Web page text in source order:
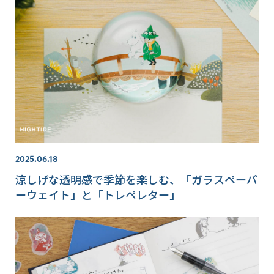
2025.06.18
涼しげな透明感で季節を楽しむ、「ガラスペーパ
ーウェイト」と「トレペレター」